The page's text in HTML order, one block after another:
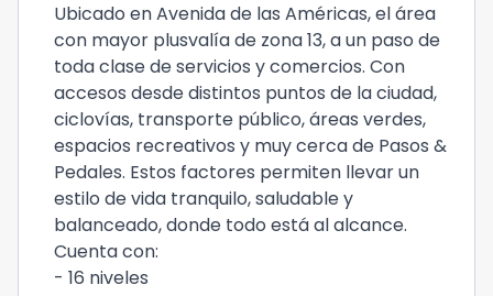
Ubicado en Avenida de las Américas, el área
con mayor plusvalía de zona 13, a un paso de
toda clase de servicios y comercios. Con
accesos desde distintos puntos de la ciudad,
ciclovías, transporte público, áreas verdes,
espacios recreativos y muy cerca de Pasos &
Pedales. Estos factores permiten llevar un
estilo de vida tranquilo, saludable y
balanceado, donde todo está al alcance.
Cuenta con:
- 16 niveles